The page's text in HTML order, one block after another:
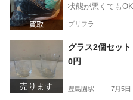
状態が悪くても
プリフラ
売ります
グラス2個セット
0円
豊島園駅 7月5日